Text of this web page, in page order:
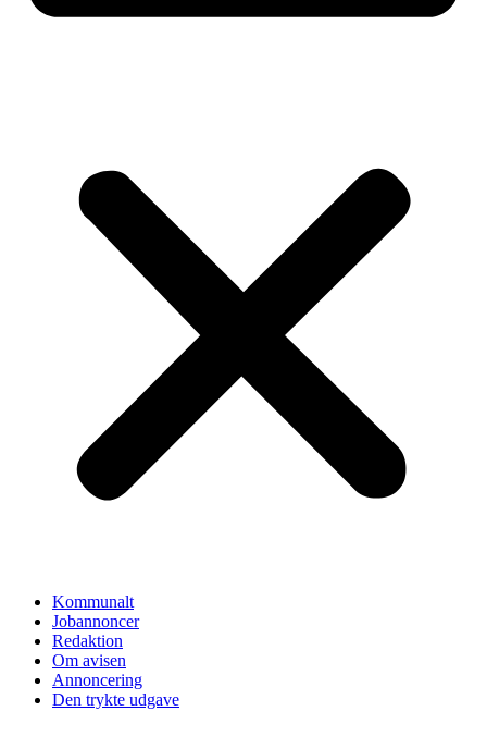
Kommunalt
Jobannoncer
Redaktion
Om avisen
Annoncering
Den trykte udgave